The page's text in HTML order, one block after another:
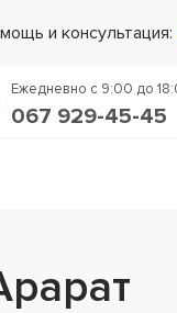
и консультация:
Ежедневно с 9:00 до
067 929-45-45